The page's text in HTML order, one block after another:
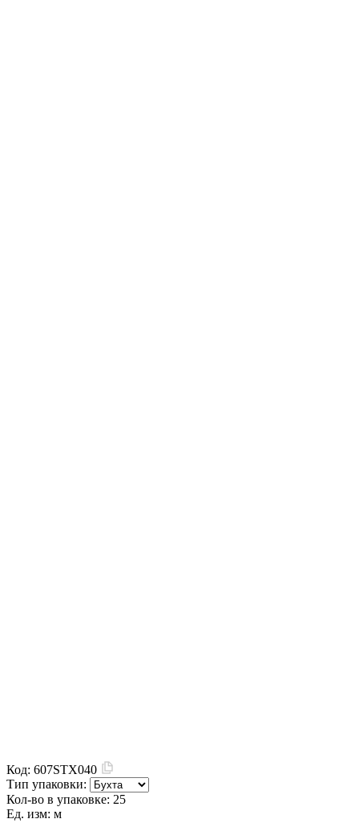
Код: 607STX040
Тип упаковки:
Кол-во в упаковке: 25
Ед. изм: м